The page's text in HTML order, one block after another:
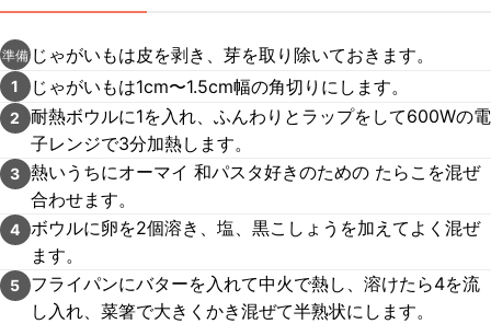
準備 じゃがいもは皮を剥き、芽を取り除いておきます。
1 じゃがいもは1cm〜1.5cm幅の角切りにします。
2
耐熱ボウルに1を入れ、ふんわりとラップをして600Wの電
子レンジで3分加熱します。
3 熱いうちにオーマイ 和パスタ好きのための たらこを混ぜ
合わせます。
4 ボウルに卵を2個溶き、塩、黒こしょうを加えてよく混ぜ
ます。
5
フライパンにバターを入れて中火で熱し、溶けたら4を流
し入れ、菜箸で大きくかき混ぜて半熟状にします。